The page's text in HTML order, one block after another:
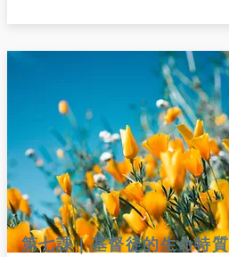
第七課｜基督徒的生命特質